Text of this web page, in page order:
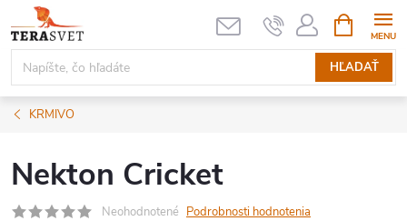
na
obsah
HĽADAŤ
KOŠÍK
KRMIVO
Nekton Cricket
Neohodnotené Podrobnosti hodnotenia